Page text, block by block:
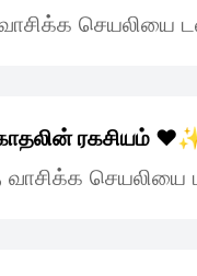
செயலியை
ரகசியம்
செயலியை